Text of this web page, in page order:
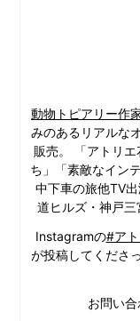
動物トピアリー作
みのあるリアルな
販売。 「アトリ
ち」「素敵なイン
中下車の旅他TV
道ヒルズ・神戸三
Instagramの#ア
が投稿してくださ
お問い合